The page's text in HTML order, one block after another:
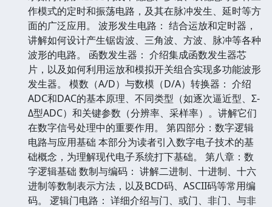
作模式的定时和振荡电路，及其在脉冲发生、延时等方
面的广泛应用。 波形发生电路： 结合运放和定时器，
讲解如何设计产生锯齿波、三角波、方波、脉冲等各种
波形的电路。 函数发生器： 介绍集成函数发生器芯
片，以及如何利用运放和模拟开关组合实现多功能波形
发生器。 模数（A/D）与数模（D/A）转换器： 介绍
ADC和DAC的基本原理、不同类型（如逐次逼近型、Σ-
Δ型ADC）和关键参数（分辨率、采样率）。讲解它们
在数字信号处理中的重要作用。 第四部分：数字逻辑
电路与应用基础 本部分为读者引入数字电子技术的基
础概念，为理解现代电子系统打下基础。 第八章：数
字逻辑基础 数制与编码： 讲解二进制、十进制、十六
进制等数制表示方法，以及BCD码、ASCII码等常用编
码。 逻辑门电路： 详细介绍与门、或门、非门、与非